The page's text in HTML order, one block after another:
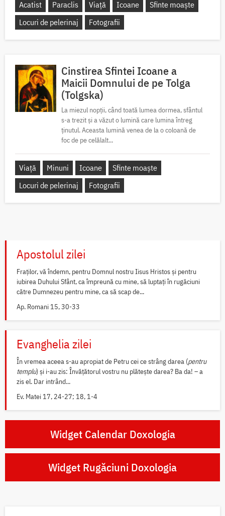
Acatist Paraclis Viață Icoane
Sfinte moaște
Locuri de pelerinaj
Fotografii
Cinstirea Sfintei Icoane a
Maicii Domnului de pe Tolga
(Tolgska)
La miezul nopții, când toată lumea dormea, sfântul
s-a trezit și a văzut o lumină care lumina întreg
ținutul. Aceasta lumină venea de la o coloană de
foc de pe celălalt...
Viață Minuni Icoane
Sfinte moaște
Locuri de pelerinaj
Fotografii
Apostolul zilei
Fraților, vă îndemn, pentru Domnul nostru Iisus Hristos și pentru
iubirea Duhului Sfânt, ca împreună cu mine, să luptați în rugăciuni
către Dumnezeu pentru mine, ca să scap de...
Ap. Romani 15, 30-33
Evanghelia zilei
În vremea aceea s-au apropiat de Petru cei ce strâng darea (pentru
templu) și i-au zis: Învățătorul vostru nu plătește darea? Ba da! – a
zis el. Dar intrând...
Ev. Matei 17, 24-27; 18, 1-4
Widget Calendar Doxologia
Widget Rugăciuni Doxologia